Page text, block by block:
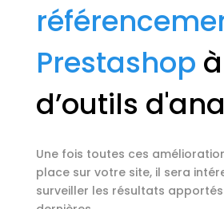
Prestashop
d’outils
Une fois toutes ces
place sur votre site, il sera
surveiller les résultats